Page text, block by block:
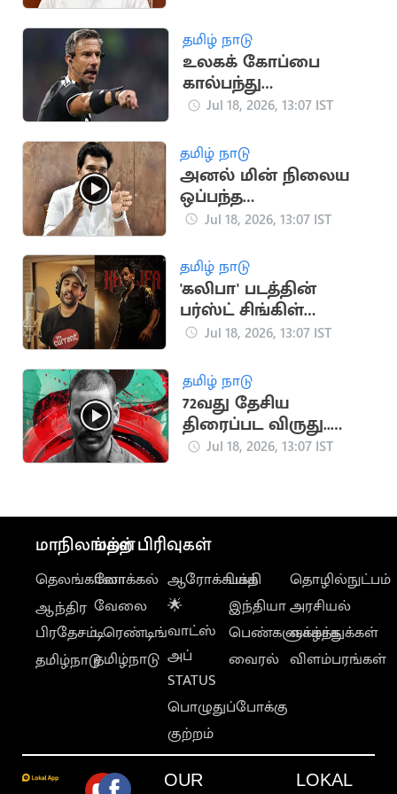
தமிழ் நாடு
உலகக் கோப்பை
கால்பந்து
இறுதிப்போட்டியின்
வின்சிச் தேர்வு
Jul 18, 2026, 13:07 IST
தமிழ் நாடு
அனல் மின் நிலைய
ஒப்பந்த
தொழிலாளர்களுக்கு
நிர்மல்குமார்
வேண்டுகோள்
Jul 18, 2026, 13:07 IST
தமிழ் நாடு
'கலிபா' படத்தின்
பர்ஸ்ட் சிங்கிள்
அப்டேட் கொடுத்த
Jul 18, 2026, 13:07 IST
தமிழ் நாடு
72வது தேசிய
திரைப்பட விருது..
சிறந்த தமிழ்ப் படமாக
Jul 18, 2026, 13:07 IST
மாநிலங்கள்
தெலங்கானா
ஆந்திர
பிரதேசம்
தமிழ்நாடு
மற்ற பிரிவுகள்
லோக்கல்
வேலை
டிரெண்டிங்
தமிழ்நாடு
ஆரோக்கியம்
🌟
வாட்ஸ்
அப்
STATUS
பொழுதுப்போக்கு
குற்றம்
பக்தி
இந்தியா
பெண்களுக்காக
வைரல்
தொழில்நுட்பம்
அரசியல்
வாழ்த்துக்கள்
விளம்பரங்கள்
OUR LOKAL